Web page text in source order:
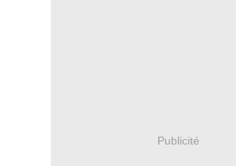
Publicité